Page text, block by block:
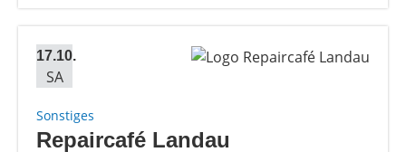
17.10.
SA
Sonstiges
Repaircafé Landau